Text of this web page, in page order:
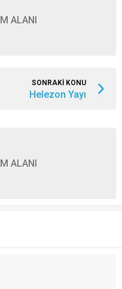
ALANI
SONRAKİ KONU
Helezon Yayı
ALANI